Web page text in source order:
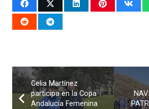
Celia Martínez
participa en la Copa
Andalucía Femenina